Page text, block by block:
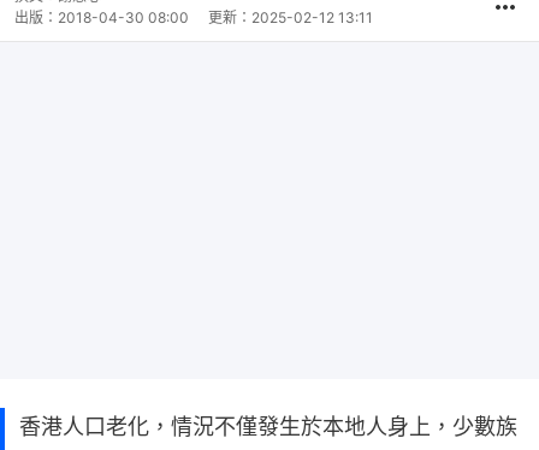
出版： 2018-04-30 08:00 更新： 2025-02-12 13:11
香港人口老化，情況不僅發生於本地人身上，少數族